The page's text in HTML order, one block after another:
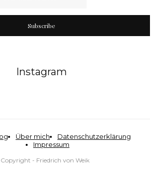
Subscribe
Instagram
Über mich
Datenschutzerklärung
Impressum
- Friedrich von Weik